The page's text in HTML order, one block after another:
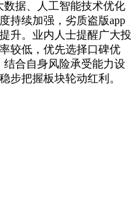
数据、人工智能技术优化
持续加强，劣质盗版app
升。业内人士提醒广大投
较低，优先选择口碑优
结合自身风险承受能力设
步把握板块轮动红利。